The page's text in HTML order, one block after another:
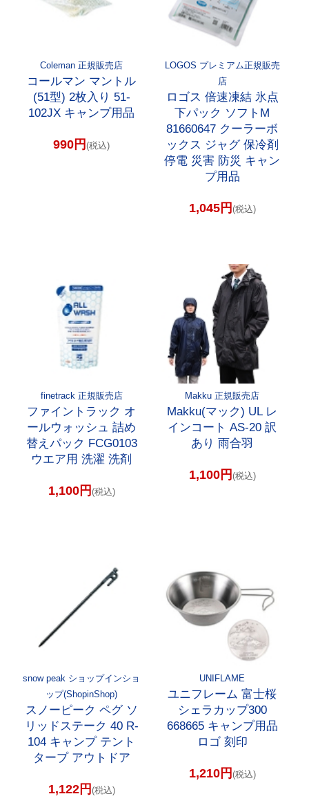
Coleman 正規販売店
コールマン マントル
(51型) 2枚入り 51-
102JX キャンプ用品
990円(税込)
LOGOS プレミアム正規販売
店
ロゴス 倍速凍結 氷点
下パック ソフトM
81660647 クーラーボ
ックス ジャグ 保冷剤
停電 災害 防災 キャン
プ用品
1,045円 (税込)
finetrack 正規販売店
ファイントラック オ
ールウォッシュ 詰め
替えパック FCG0103
ウエア用 洗濯 洗剤
1,100円 (税込)
Makku 正規販売店
Makku(マック) UL レ
インコート AS-20 訳
あり 雨合羽
1,100円 (税込)
snow peak ショップインショ
ップ(ShopinShop)
スノーピーク ペグ ソ
リッドステーク 40 R-
104 キャンプ テント
タープ アウトドア
1,122円 (税込)
UNIFLAME
ユニフレーム 富士桜
シェラカップ300
668665 キャンプ用品
ロゴ 刻印
1,210円 (税込)